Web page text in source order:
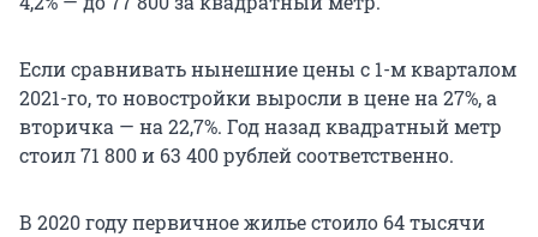
Если сравнивать нынешние цены с 1-м кварталом
2021-го, то новостройки выросли в цене на 27%, а
вторичка — на 22,7%. Год назад квадратный метр
стоил 71 800 и 63 400 рублей соответственно.
В 2020 году первичное жилье стоило 64 тысячи